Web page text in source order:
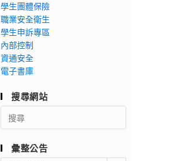
學生團體保險
職業安全衛生
學生申訴專區
內部控制
資通安全
電子書庫
搜尋網站
Search
for:
彙整公告